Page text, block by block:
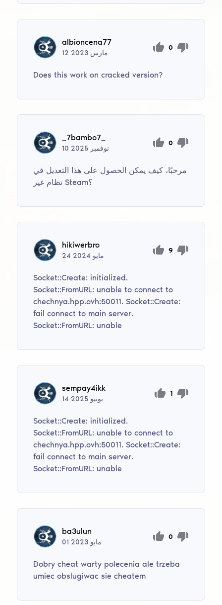
albioncena77
12 مارس
0
Does this work on cracked version?
_7bambo7_
10 نوفمبر
0
مرحبًا، كيف يمكن الحصول على هذا التعديل في
نظام غير Steam؟
hikiwerbro
24 مايو
9
Socket::Create: initialized.
Socket::FromURL: unable to connect to
chechnya.hpp.ovh:50011. Socket::Create:
fail connect to main server.
Socket::FromURL: unable
sempay4ikk
14 يونيو
1
Socket::Create: initialized.
Socket::FromURL: unable to connect to
chechnya.hpp.ovh:50011. Socket::Create:
fail connect to main server.
Socket::FromURL: unable
ba3ulun
01 مايو
0
Dobry cheat warty polecenia ale trzeba
umiec obslugiwac sie cheatem